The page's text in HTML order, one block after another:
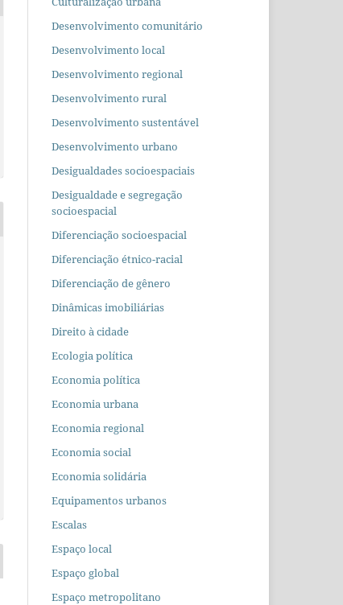
Desenvolvimento comunitário
Desenvolvimento local
Desenvolvimento regional
Desenvolvimento rural
Desenvolvimento sustentável
Desenvolvimento urbano
Desigualdades socioespaciais
Desigualdade e segregação
socioespacial
Diferenciação socioespacial
Diferenciação étnico-racial
Diferenciação de gênero
Dinâmicas imobiliárias
Direito à cidade
Ecologia política
Economia política
Economia urbana
Economia regional
Economia social
Economia solidária
Equipamentos urbanos
Escalas
Espaço local
Espaço global
Espaço metropolitano